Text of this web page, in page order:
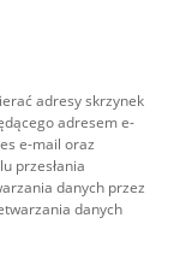
adresy skrzynek
adresem e-
e-mail oraz
przesłania
danych przez
danych